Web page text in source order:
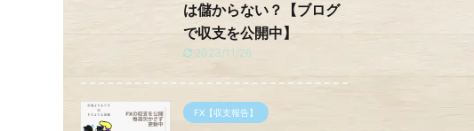
は儲からない？【ブログ
で収支を公開中】
2023/11/26
FX【収支報告】